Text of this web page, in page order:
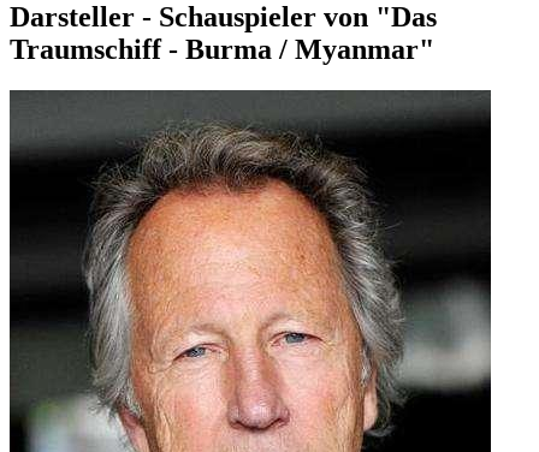
Darsteller - Schauspieler von "Das
Traumschiff - Burma / Myanmar"